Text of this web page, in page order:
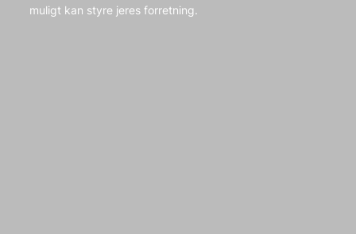
muligt kan styre jeres forretning.